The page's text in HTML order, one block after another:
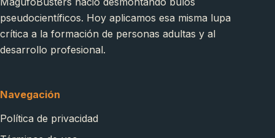
pseudocientíficos. Hoy aplicamos esa misma lupa
crítica a la formación de personas adultas y al
desarrollo profesional.
Navegación
Política de privacidad